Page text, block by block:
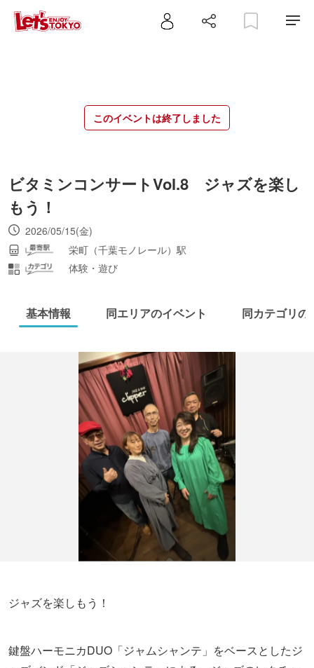
このイベントは終了しました
ビタミンコンサートVol.8 ジャズを楽し
もう！
2026/05/15(金)
栄町（千葉モノレール）駅
体験・遊び
基本情報 同エリアのイベント 同カテゴリの
ジャズを楽しもう！
鍵盤ハーモニカDUO「ジャムシャンテ」をベースとしたジ